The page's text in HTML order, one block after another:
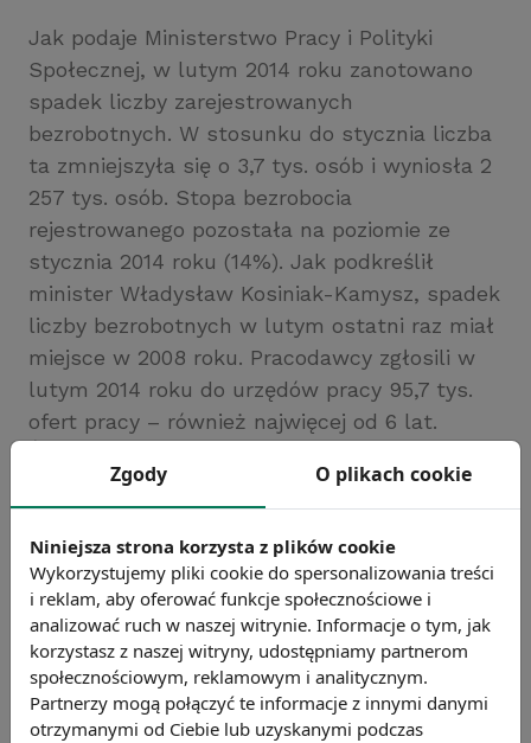
Jak podaje Ministerstwo Pracy i Polityki
Społecznej, w lutym 2014 roku zanotowano
spadek liczby zarejestrowanych
bezrobotnych. W stosunku do stycznia liczba
ta zmniejszyła się o 3,7 tys. osób i wyniosła 2
257 tys. osób. Stopa bezrobocia
rejestrowanego pozostała na poziomie ze
stycznia 2014 roku (14%). Jak podkreślił
minister Władysław Kosiniak-Kamysz, spadek
liczby bezrobotnych w lutym ostatni raz miał
miejsce w 2008 roku. Pracodawcy zgłosili w
lutym 2014 roku do urzędów pracy 95,7 tys.
ofert pracy – również najwięcej od 6 lat.
Chcesz wiedzieć więcej?
Zgody O plikach cookie
Niniejsza strona korzysta z plików cookie
Wykorzystujemy pliki cookie do spersonalizowania treści
i reklam, aby oferować funkcje społecznościowe i
analizować ruch w naszej witrynie. Informacje o tym, jak
korzystasz z naszej witryny, udostępniamy partnerom
społecznościowym, reklamowym i analitycznym.
Partnerzy mogą połączyć te informacje z innymi danymi
otrzymanymi od Ciebie lub uzyskanymi podczas